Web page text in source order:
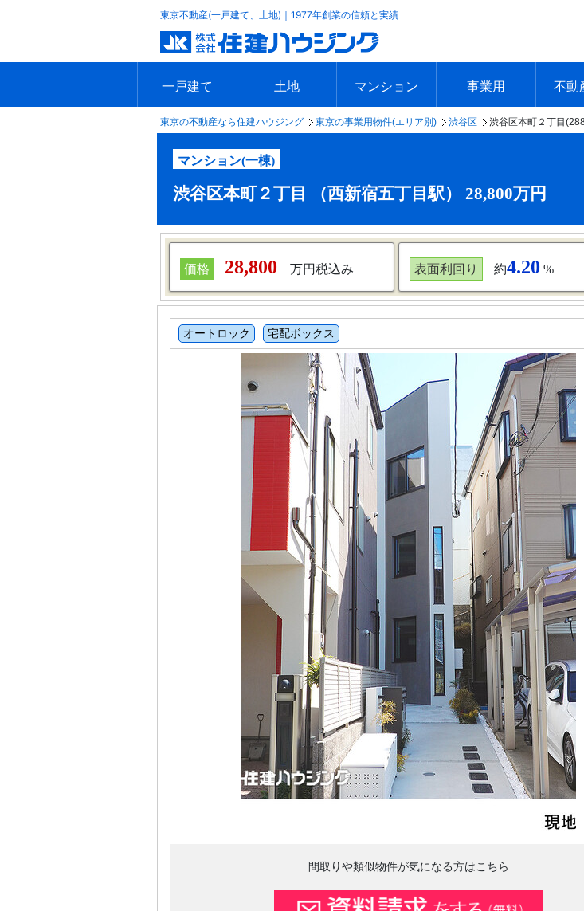
東京不動産(一戸建て、土地)｜1977年創業の信頼と実績
一戸建て
エリアで探す
沿線で探す
新築一戸建て
中古一戸建て
本日の新着物件
今週の新着物件
土地
エリアで探す
沿線で探す
本日の新着物件
今週の新着物件
マンション
エリアで探す
沿線で探す
本日の新着物件
今週の新着物件
事業用
エリアで探す
沿線で探す
本日の新着物件
今週の新着物件
不動
不動
簡単
不動
不動
海外
東京の不動産なら住建ハウジング 東京の事業用物件(エリア別) 渋谷区 渋谷区本町２丁目
マンション(一棟)
渋谷区本町２丁目 （西新宿五丁目駅） 28,800万円
価格 28,800 万円税込み 表面利回り 約4.20 %
オートロック 宅配ボックス
間取りや類似物件が気になる方はこちら